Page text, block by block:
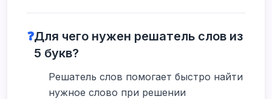
❓Для чего нужен решатель слов из
5 букв?
Решатель слов помогает быстро найти
нужное слово при решении